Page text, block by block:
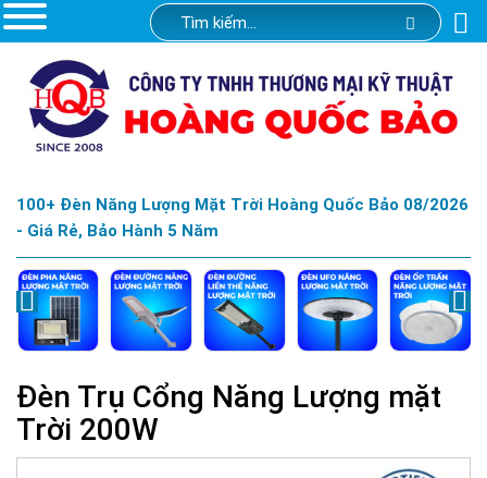
100+ Đèn Năng Lượng Mặt Trời Hoàng Quốc Bảo 08/2026
- Giá Rẻ, Bảo Hành 5 Năm
Đèn Trụ Cổng Năng Lượng mặt
Trời 200W